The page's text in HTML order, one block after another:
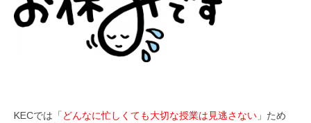
KECでは「どんなに忙しくても大切な授業は見逃さない 」ため